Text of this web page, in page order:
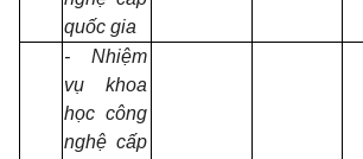
quốc gia
- Nhiệm
vụ khoa
học công
nghệ cấp